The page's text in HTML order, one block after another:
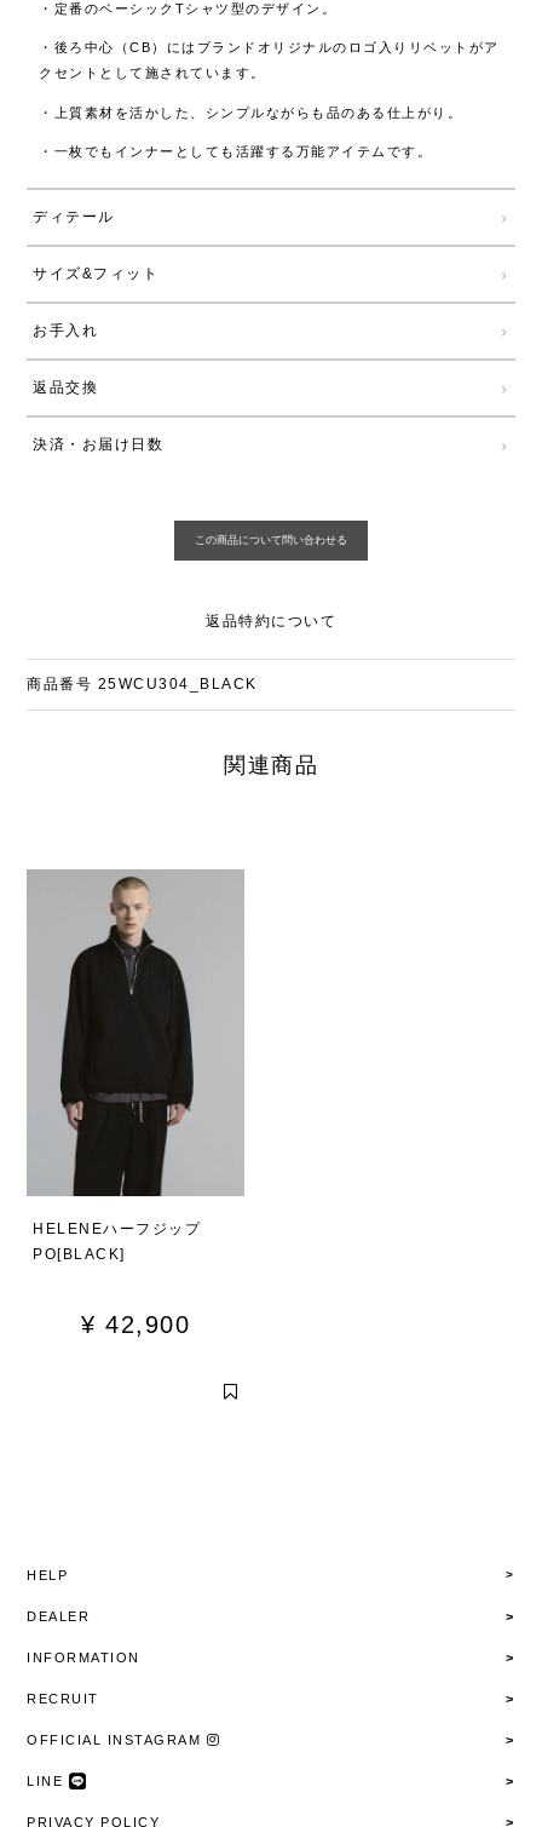
・定番のベーシックTシャツ型のデザイン。
・後ろ中心（CB）にはブランドオリジナルのロゴ入りリベットがア
クセントとして施されています。
・上質素材を活かした、シンプルながらも品のある仕上がり。
・一枚でもインナーとしても活躍する万能アイテムです。
ディテール
サイズ&フィット
お手入れ
返品交換
決済・お届け日数
返品特約について
商品番号 25WCU304_BLACK
関連商品
HELENEハーフジップ
PO[BLACK]
¥ 42,900
HELP
DEALER
INFORMATION
RECRUIT
OFFICIAL INSTAGRAM
LINE
PRIVACY POLICY